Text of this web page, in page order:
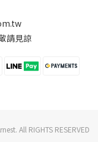
請見諒
All RIGHTS RESERVED